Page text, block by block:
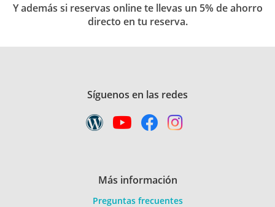
Y además si reservas online te llevas un 5% de ahorro
directo en tu reserva.
Síguenos en las redes
Más información
Preguntas frecuentes